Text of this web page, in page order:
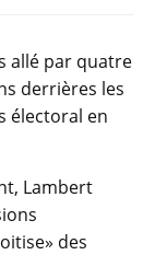
allé par quatre
derrières les
électoral en
Lambert
des